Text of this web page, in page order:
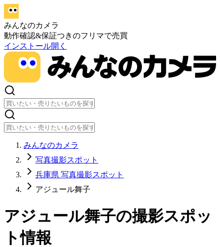
みんなのカメラ
動作確認&保証つきのフリマで売買
インストール開く
みんなのカメラ
写真撮影スポット
兵庫県 写真撮影スポット
アジュール舞子
アジュール舞子の撮影スポッ
ト情報